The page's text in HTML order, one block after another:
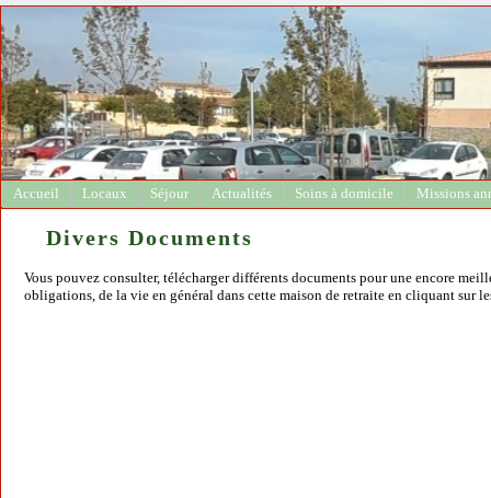
Accueil Locaux Séjour Actualités Soins à domicile Missions
Divers Documents
Vous pouvez consulter, télécharger différents documents pour une encore
obligations, de la vie en général dans cette maison de retraite en cliquant sur